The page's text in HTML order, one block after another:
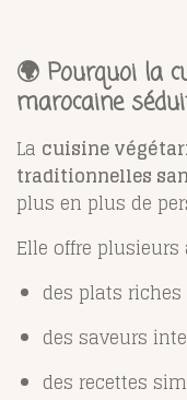
🌍 Pourquoi la
marocaine
La cuisine
traditionnelles
plus en plus de
Elle offre plusieurs
des plats
des saveurs
des recettes